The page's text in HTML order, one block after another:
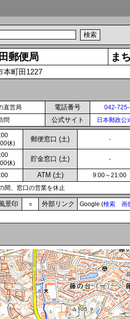
郵便局 ま
本町田1227
直営局 電話番号 042-
問 公式サイト 日本郵政公
休)
郵便窓口 (土) -
休)
貯金窓口 (土) -
ATM (土) 9:00～21:00
間、窓口の営業を休止
景印 ○ 外部リンク Google (検索 画